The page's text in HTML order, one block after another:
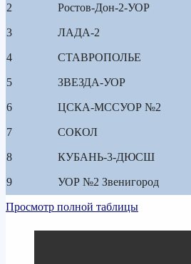
2 Ростов-Дон-2-УОР
3 ЛАДА-2
4 СТАВРОПОЛЬЕ
5 ЗВЕЗДА-УОР
6 ЦСКА-МССУОР №2
7 СОКОЛ
8 КУБАНЬ-3-ДЮСШ
9 УОР №2 Звенигород
Просмотр полной таблицы